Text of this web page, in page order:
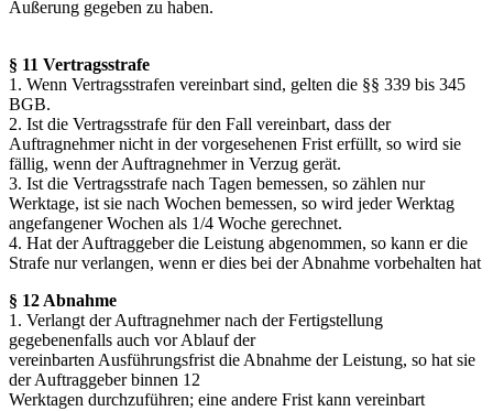
Äußerung gegeben zu haben.
§ 11 Vertragsstrafe
1. Wenn Vertragsstrafen vereinbart sind, gelten die §§ 339 bis 345
BGB.
2. Ist die Vertragsstrafe für den Fall vereinbart, dass der
Auftragnehmer nicht in der vorgesehenen Frist erfüllt, so wird sie
fällig, wenn der Auftragnehmer in Verzug gerät.
3. Ist die Vertragsstrafe nach Tagen bemessen, so zählen nur
Werktage, ist sie nach Wochen bemessen, so wird jeder Werktag
angefangener Wochen als 1/4 Woche gerechnet.
4. Hat der Auftraggeber die Leistung abgenommen, so kann er die
Strafe nur verlangen, wenn er dies bei der Abnahme vorbehalten hat
§ 12 Abnahme
1. Verlangt der Auftragnehmer nach der Fertigstellung
gegebenenfalls auch vor Ablauf der
vereinbarten Ausführungsfrist die Abnahme der Leistung, so hat sie
der Auftraggeber binnen 12
Werktagen durchzuführen; eine andere Frist kann vereinbart